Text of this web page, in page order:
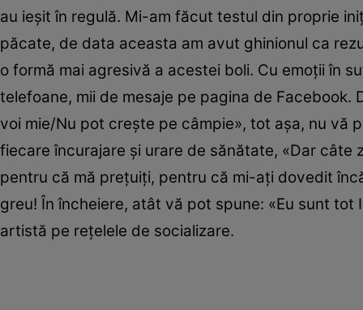
au ieșit în regulă. Mi-am făcut testul din proprie
păcate, de data aceasta am avut ghinionul ca
o formă mai agresivă a acestei boli. Cu emoții în
telefoane, mii de mesaje pe pagina de
voi mie/Nu pot crește pe câmpie», tot așa, nu vă
fiecare încurajare și urare de sănătate, «Dar câte
pentru că mă prețuiți, pentru că mi-ați dovedit
greu! În încheiere, atât vă pot spune: «Eu sunt tot
artistă pe rețelele de socializare.